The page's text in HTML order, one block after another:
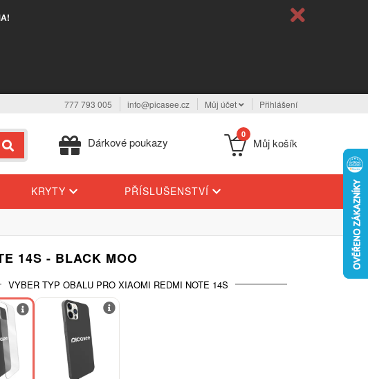
777 793 005 info@picasee.cz Můj účet Přihlášení
Dárkové poukazy
0
Můj košík
KRYTY PŘÍSLUŠENSTVÍ
14S - BLACK MOO
VYBER TYP OBALU PRO XIAOMI REDMI NOTE 14S